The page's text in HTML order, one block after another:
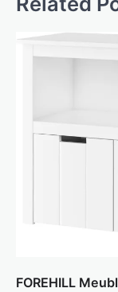
FOREHILL